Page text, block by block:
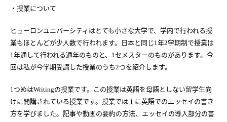
・授業について
ヒューロンユニバーシティはとても小さな大学で、学内で行われる授
業もほとんどが少人数で行われます。日本と同じ1年2学期制で授業は
1年通して行われる通年のものと、 1セメスターのものがあります。今
回は私が今学期受講した授業のうち2つを紹介します。
1つめはWritingの授業です。この授業は英語を母語としない留学生向
けに開講されている授業です。授業では主に英語でのエッセイの書き
方を学びました。記事や動画の要約の方法、エッセイの導入部分の書